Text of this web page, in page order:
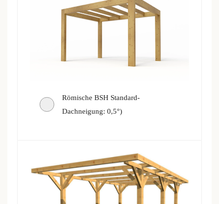
Römische BSH Standard-
Dachneigung: 0,5°)